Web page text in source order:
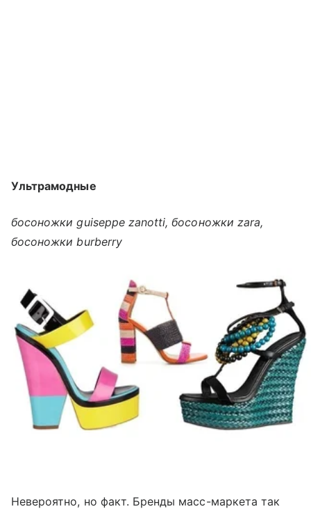
Ультрамодные
босоножки guiseppe zanotti, босоножки zara,
босоножки burberry
Невероятно, но факт. Бренды масс-маркета так